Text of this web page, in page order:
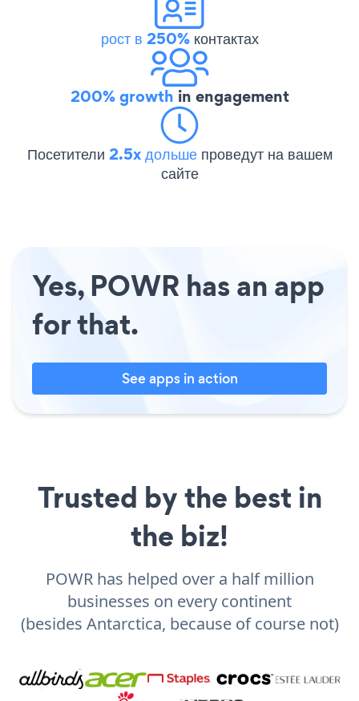
рост в 250%контактах
200% growth in engagement
Посетители 2.5x дольше проведут на вашем
сайте
Yes, POWR has an app
for that.
See apps in action
Trusted by the best in
the biz!
POWR has helped over a half million
businesses on every continent
(besides Antarctica, because of course not)